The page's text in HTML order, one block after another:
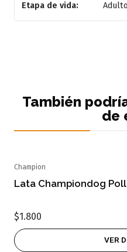
Etapa de vida: Adulto
También
de
Champion
Lata Championdog
$1.800
VER